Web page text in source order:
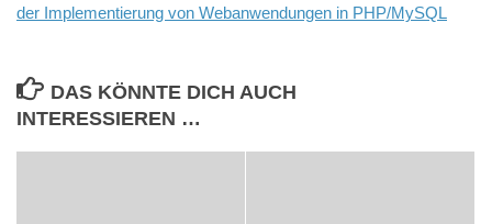
der Implementierung von Webanwendungen in PHP/MySQL
DAS KÖNNTE DICH AUCH
INTERESSIEREN …